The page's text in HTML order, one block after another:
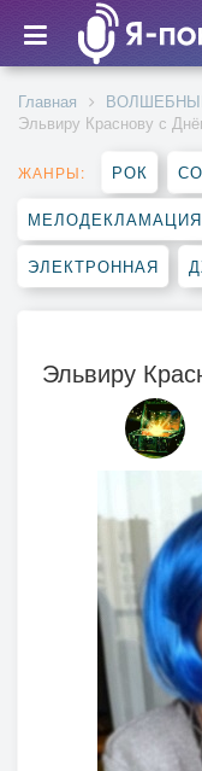
Главная
Эльвиру Краснову с
ЖАНРЫ: РОК
МЕЛОДЕКЛАМАЦИЯ
ЭЛЕКТРОННАЯ
Эльвиру